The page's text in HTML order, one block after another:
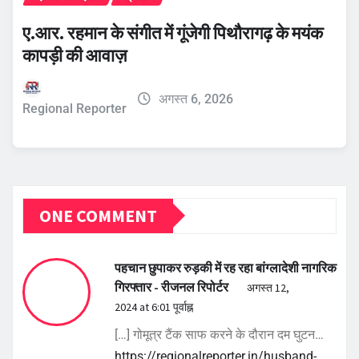
ए.आर. रहमान के संगीत में गूंजेगी पिथौरागढ़ के मयंक
कापड़ी की आवाज़
Regional Reporter
अगस्त 6, 2026
ONE COMMENT
पहचान छुपाकर रुड़की में रह रहा बांग्लादेशी नागरिक
गिरफ्तार - रीजनल रिपोर्टर
अगस्त 12,
2024 at 6:01 पूर्वाह्न
[…] गोमूत्र टैंक साफ करने के दौरान दम घुटन…